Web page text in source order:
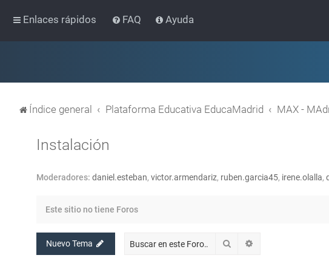
Enlaces rápidos FAQ Ayuda
Índice general Plataforma Educativa EducaMadrid MAX -
Instalación
Moderadores: daniel.esteban, victor.armendariz, ruben.garcia45, irene.olalla,
Este sitio no tiene Foros
Nuevo Tema Buscar